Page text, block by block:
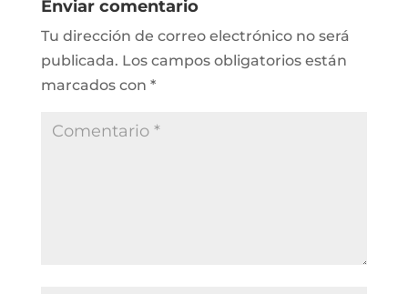
Enviar comentario
Tu dirección de correo electrónico no será
publicada. Los campos obligatorios están
marcados con *